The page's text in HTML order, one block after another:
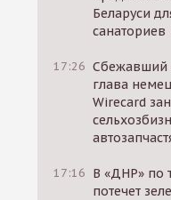
Беларуси
санаториев
17:26 Сбежавший
глава
Wirecard
17:16 В «ДНР» по
потечет